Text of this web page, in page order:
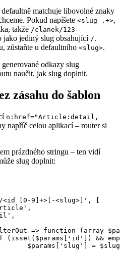
defaultně matchuje libovolné znaky
Pokud napíšete <slug .+>,
takže /clanek/123-
jako jediný slug obsahující /.
zůstaňte u defaultního <slug>.
odkazy slug
naučit, jak slug doplnit.
zásahu do šablon
n:href="Article:detail,
napříč celou aplikací – router si
prázdného stringu – ten vidí
slug doplnit:
<id [0-9]+>[-<slug>]', [